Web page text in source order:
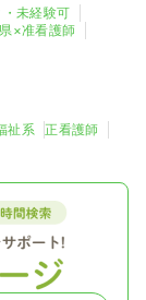
未経験可
×准看護師
祉系
正看護師